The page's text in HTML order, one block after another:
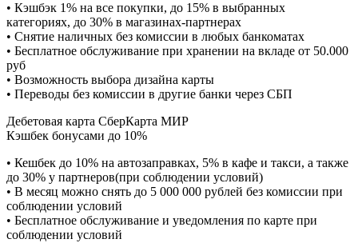
• Кэшбэк 1% на все покупки, до 15% в выбранных
категориях, до 30% в магазинах-партнерах
• Снятие наличных без комиссии в любых банкоматах
• Бесплатное обслуживание при хранении на вкладе от 50.000
руб
• Возможность выбора дизайна карты
• Переводы без комиссии в другие банки через СБП
Дебетовая карта СберКарта МИР
Кэшбек бонусами до 10%
• Кешбек до 10% на автозаправках, 5% в кафе и такси, а также
до 30% у партнеров(при соблюдении условий)
• В месяц можно снять до 5 000 000 рублей без комиссии при
соблюдении условий
• Бесплатное обслуживание и уведомления по карте при
соблюдении условий